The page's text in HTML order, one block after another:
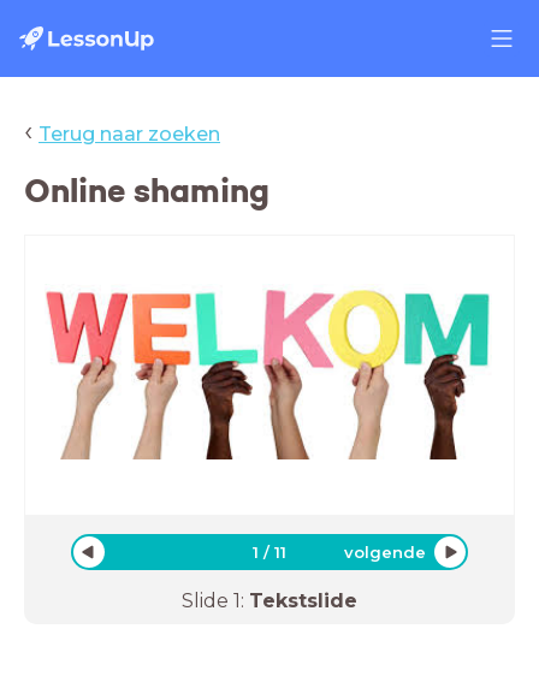
‹ Terug naar zoeken
Online shaming
1 /11 volgende
Slide 1: Tekstslide